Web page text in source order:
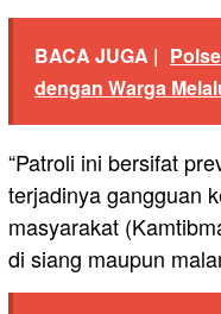
BACA JUGA |
dengan Warga
“Patroli ini bersifat
terjadinya gangguan
masyarakat
di siang maupun